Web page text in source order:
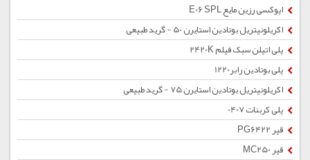
اپوکسی رزین مایع E06 SPL
اکریلونیتریل بوتادین استایرن 50 - گرید طبیعی
پلی اتیلن سبک فیلم 2420K
پلی بوتادین رابر1220
اکریلونیتریل بوتادین استایرن 75 - گرید طبیعی
پلی کربنات 0407
قیر PG6422
قیر MC250